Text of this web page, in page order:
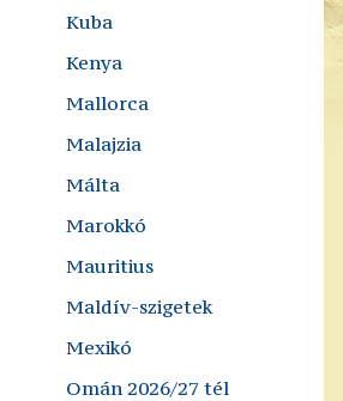
Kuba
Kenya
Mallorca
Malajzia
Málta
Marokkó
Mauritius
Maldív-szigetek
Mexikó
Omán 2026/27 tél